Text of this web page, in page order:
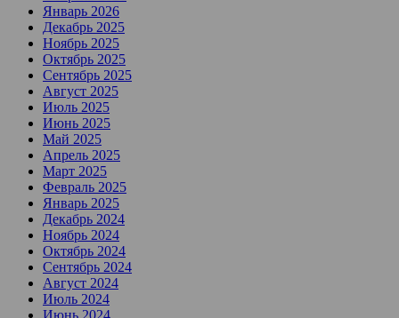
Январь 2026
Декабрь 2025
Ноябрь 2025
Октябрь 2025
Сентябрь 2025
Август 2025
Июль 2025
Июнь 2025
Май 2025
Апрель 2025
Март 2025
Февраль 2025
Январь 2025
Декабрь 2024
Ноябрь 2024
Октябрь 2024
Сентябрь 2024
Август 2024
Июль 2024